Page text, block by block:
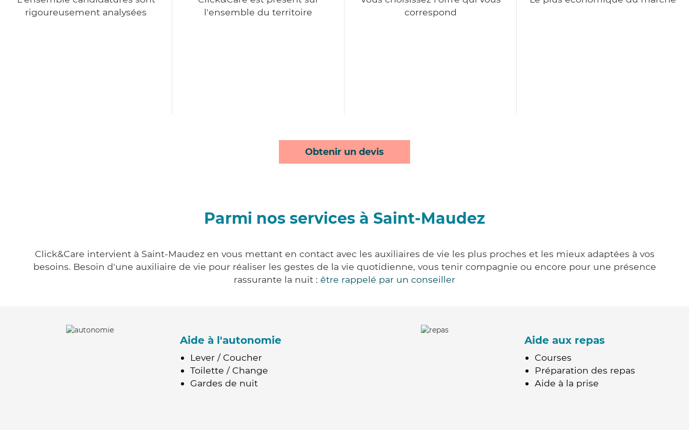
rigoureusement analysées
l'ensemble du territoire
correspond
Obtenir un devis
Parmi nos services à Saint-Maudez
Click&Care intervient à Saint-Maudez en vous mettant en contact avec les auxiliaires de vie les plus proches et les mieux adaptées à vos
besoins. Besoin d'une auxiliaire de vie pour réaliser les gestes de la vie quotidienne, vous tenir compagnie ou encore pour une présence
rassurante la nuit : être rappelé par un conseiller
Aide à l'autonomie
Lever / Coucher
Toilette / Change
Gardes de nuit
Aide aux repas
Courses
Préparation des repas
Aide à la prise